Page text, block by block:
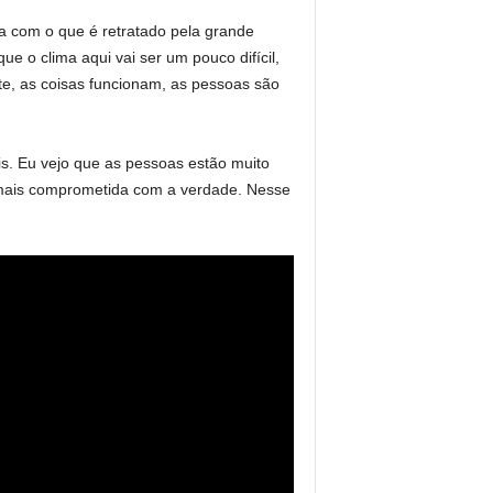
com o que é retratado pela grande
o clima aqui vai ser um pouco difícil,
as coisas funcionam, as pessoas são
Eu vejo que as pessoas estão muito
comprometida com a verdade. Nesse